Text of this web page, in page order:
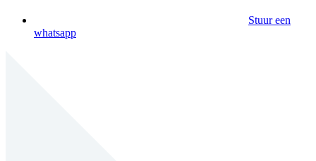
Stuur een
whatsapp